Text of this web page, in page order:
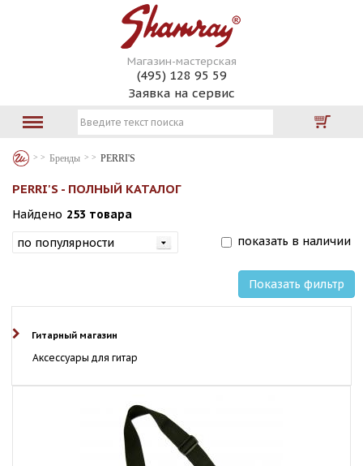
Магазин-мастерская
(495) 128 95 59
Заявка на сервис
Бренды PERRI'S
PERRI'S - ПОЛНЫЙ КАТАЛОГ
Найдено 253 товара
показать в наличии
Показать фильтр
Гитарный магазин
Аксессуары для гитар